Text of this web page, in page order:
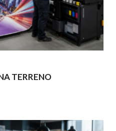
TERRENO